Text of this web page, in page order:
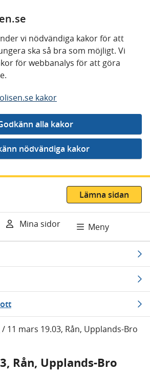
vi nödvändiga kakor för att
ska så bra som möjligt. Vi
för webbanalys för att göra
kakor
Lämna sidan
Mina sidor Meny
/ 11 mars 19.03, Rån, Upplands-Bro
Rån, Upplands-Bro